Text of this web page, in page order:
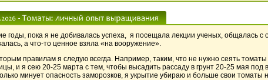
годы, пока я не добивалась успеха, я посещала лекции ученых, общалась
а что-то ценное взяла «на вооружение».
правилам я следую всегда. Например, таким, что не нужно сеять
и я сею 20-25 марта с тем, чтобы высадить рассаду в грунт 20-25 мая
минует опасность заморозков, я укрытие убираю и больше свои томаты